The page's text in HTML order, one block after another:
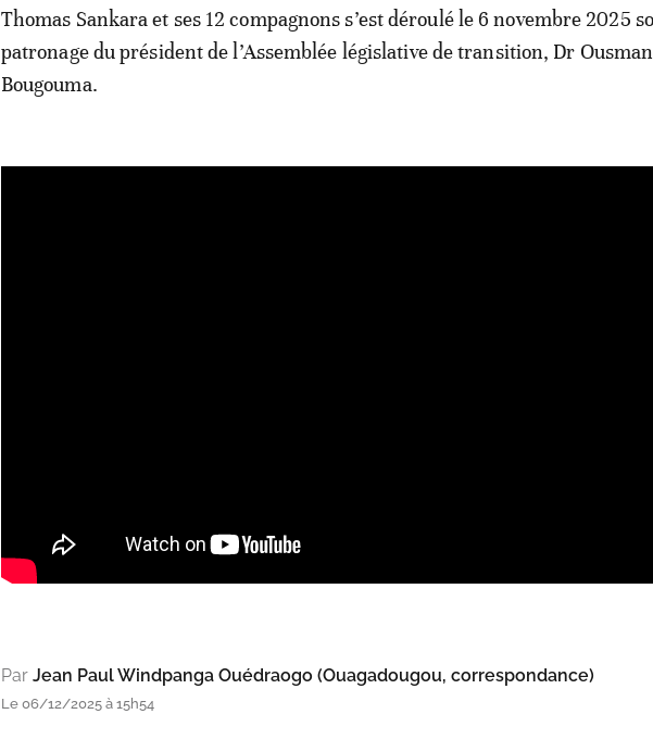
Thomas Sankara et ses 12 compagnons s’est déroulé le 6 novembre 2025
patronage du président de l’Assemblée législative de transition, Dr
Bougouma.
Par Jean Paul Windpanga Ouédraogo (Ouagadougou, correspondance)
Le 06/12/2025 à 15h54